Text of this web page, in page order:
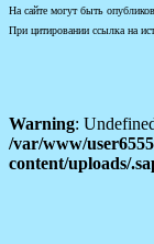
На сайте могут быть
При цитировании ссылка на
Warning:
/var/www/
content/uploads/